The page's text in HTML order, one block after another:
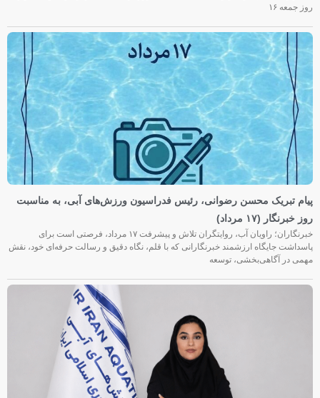
روز جمعه‌ ۱۶
پیام تبریک محسن رضوانی، رئیس فدراسیون ورزش‌های آبی، به مناسبت
روز خبرنگار (۱۷ مرداد)
خبرنگاران؛ راویان آب، روایتگران تلاش و پیشرفت ۱۷ مرداد، فرصتی است برای
پاسداشت جایگاه ارزشمند خبرنگارانی که با قلم، نگاه دقیق و رسالت حرفه‌ای خود، نقش
مهمی در آگاهی‌بخشی، توسعه